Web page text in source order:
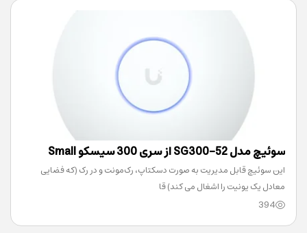
سوئیچ مدل SG300-52 از سری 300 سیسکو Small
Business
این سوئیچ قابل‌ مدیریت به صورت دسکتاپ، رک‌مونت و در رک (که فضایی
معادل یک یونیت را اشغال می کند) قا
394